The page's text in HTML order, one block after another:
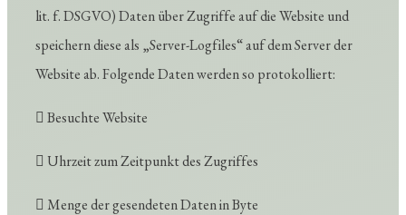
lit. f. DSGVO) Daten über Zugriffe auf die Website und
speichern diese als „Server-Logfiles“ auf dem Server der
Website ab. Folgende Daten werden so protokolliert:
 Besuchte Website
 Uhrzeit zum Zeitpunkt des Zugriffes
 Menge der gesendeten Daten in Byte